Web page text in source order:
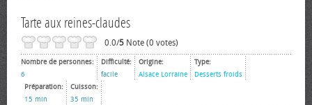
Tarte aux reines-claudes
0.0/5 Note (0 votes)
Nombre de personnes:
6
Difficulté:
facile
Origine:
Alsace Lorraine
Type:
Desserts froids
Préparation:
15 min
Cuisson:
35 min